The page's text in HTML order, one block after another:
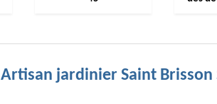
Artisan jardinier Saint Brisson